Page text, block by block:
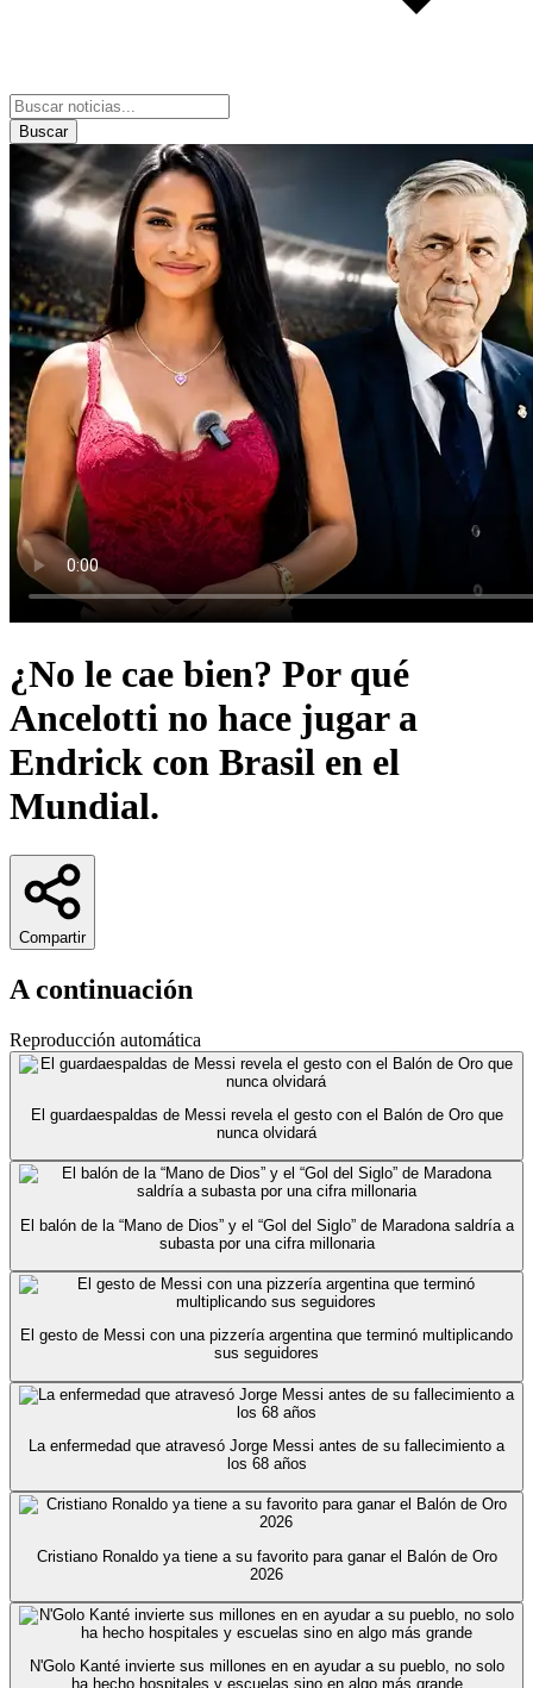
Buscar
¿No le cae bien? Por qué
Ancelotti no hace jugar a
Endrick con Brasil en el
Mundial.
Compartir
A continuación
Reproducción automática
El guardaespaldas de Messi revela el gesto con el Balón de Oro que
nunca olvidará
El balón de la “Mano de Dios” y el “Gol del Siglo” de Maradona saldría a
subasta por una cifra millonaria
El gesto de Messi con una pizzería argentina que terminó multiplicando
sus seguidores
La enfermedad que atravesó Jorge Messi antes de su fallecimiento a
los 68 años
Cristiano Ronaldo ya tiene a su favorito para ganar el Balón de Oro
2026
N'Golo Kanté invierte sus millones en en ayudar a su pueblo, no solo
ha hecho hospitales y escuelas sino en algo más grande